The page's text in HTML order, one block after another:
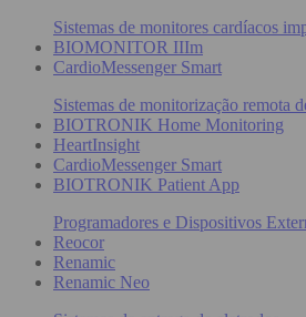
Sistemas de monitores cardíacos
BIOMONITOR IIIm
CardioMessenger Smart
Sistemas de monitorização remota
BIOTRONIK Home Monitoring
HeartInsight
CardioMessenger Smart
BIOTRONIK Patient App
Programadores e Dispositivos
Reocor
Renamic
Renamic Neo